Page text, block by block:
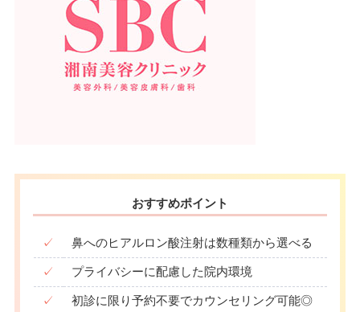
おすすめポイント
✓ 鼻へのヒアルロン酸注射は数種類から選べる
✓ プライバシーに配慮した院内環境
✓ 初診に限り予約不要でカウンセリング可能◎